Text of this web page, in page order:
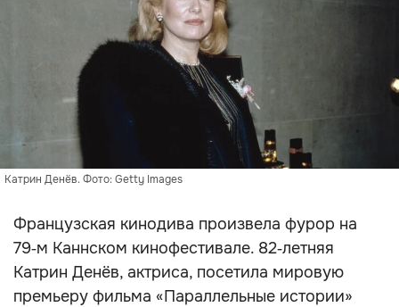
Катрин Денёв. Фото: Getty Images
Французская кинодива произвела фурор на
79‑м Каннском кинофестивале. 82‑летняя
Катрин Денёв, актриса, посетила мировую
премьеру фильма «Параллельные истории»